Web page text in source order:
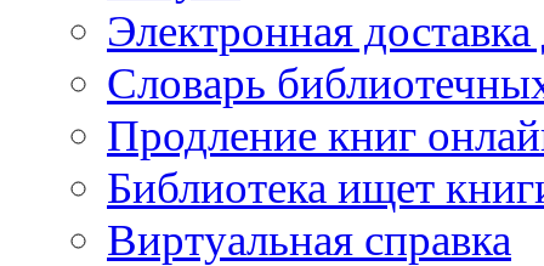
Электронная
Словарь
Продление книг
Библиотека ищет
Виртуальная справка